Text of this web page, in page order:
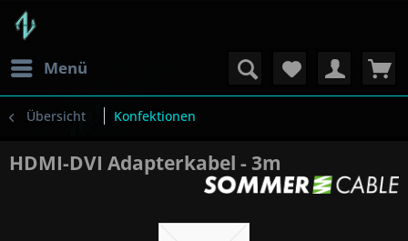
Menü
Übersicht Konfektionen
HDMI-DVI Adapterkabel - 3m